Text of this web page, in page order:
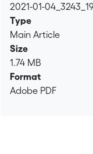
Loading...
2021-01-
Type
Main Article
Size
1.74 MB
Format
Adobe PDF